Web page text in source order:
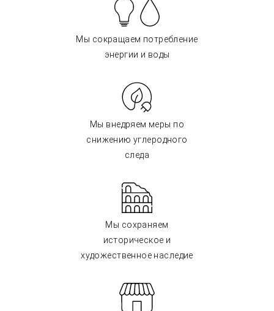
Мы сокращаем потребление
энергии и воды
Мы внедряем меры по
снижению углеродного
следа
Мы сохраняем
историческое и
художественное наследие